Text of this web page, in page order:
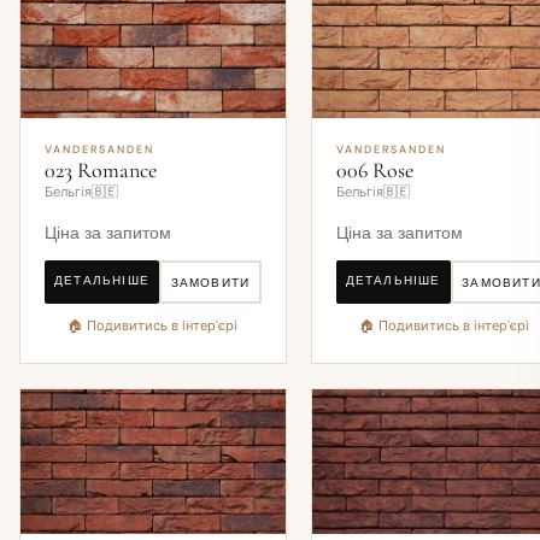
VANDERSANDEN
023 Romance
Бельгія🇧🇪
Ціна за запитом
ДЕТАЛЬНІШЕ ЗАМОВИТИ
🏠 Подивитись в інтер'єрі
VANDERSANDEN
006 Rose
Бельгія🇧🇪
Ціна за запитом
ДЕТАЛЬНІШЕ ЗАМОВИТИ
🏠 Подивитись в інтер'єрі